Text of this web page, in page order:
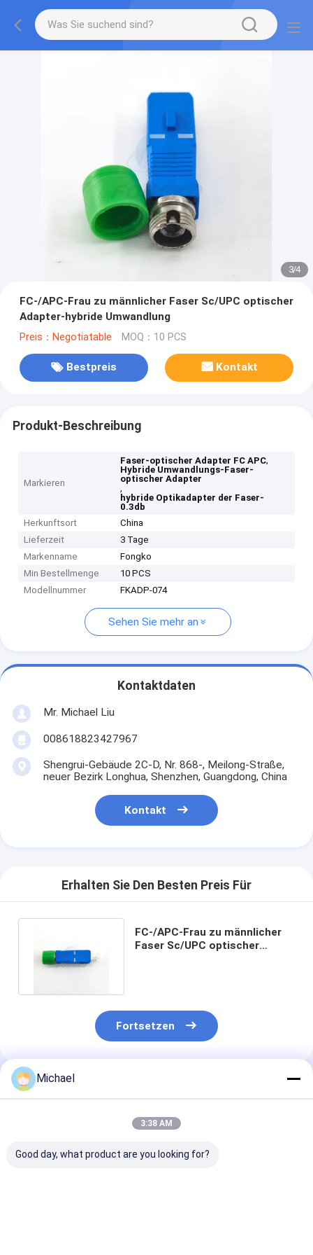
3/4
FC-/APC-Frau zu männlicher Faser Sc/UPC optischer
Adapter-hybride Umwandlung
Preis：Negotiatable MOQ：10 PCS
Bestpreis Kontakt
Produkt-Beschreibung
Markieren
Faser-optischer Adapter FC APC,
Hybride Umwandlungs-Faser-
optischer Adapter
,
hybride Optikadapter der Faser-
0.3db
Herkunftsort
China
Lieferzeit
3 Tage
Markenname
Fongko
Min Bestellmenge
10 PCS
Modellnummer
FKADP-074
Sehen Sie mehr an
Kontaktdaten
Mr. Michael Liu
008618823427967
Shengrui-Gebäude 2C-D, Nr. 868-, Meilong-Straße,
neuer Bezirk Longhua, Shenzhen, Guangdong, China
Kontakt
Erhalten Sie Den Besten Preis Für
FC-/APC-Frau zu männlicher
Faser Sc/UPC optischer
Fortsetzen
Empfohlene Produkte
Michael
3:38 AM
Good day, what product are you looking for?